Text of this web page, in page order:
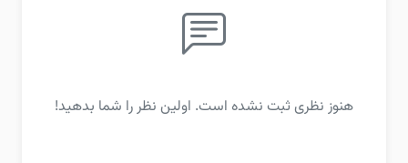
هنوز نظری ثبت نشده است. اولین نظر را شما بدهید!